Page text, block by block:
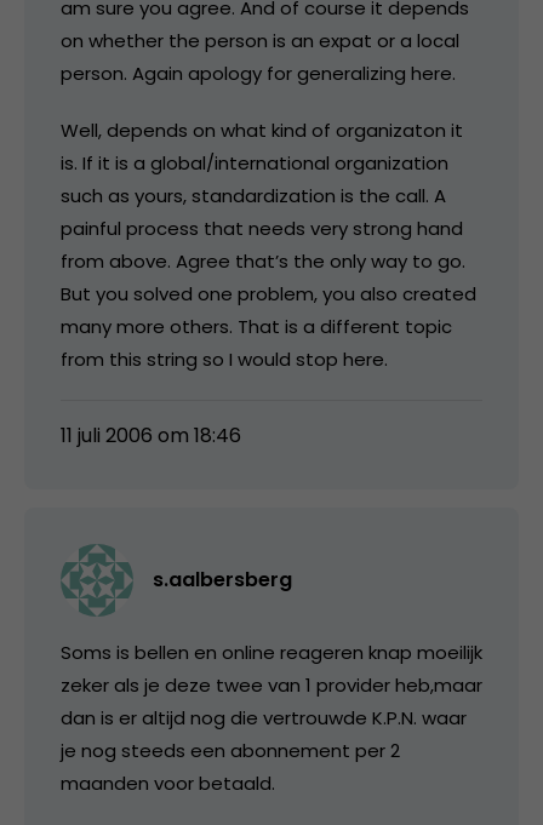
am sure you agree. And of course it depends
on whether the person is an expat or a local
person. Again apology for generalizing here.
Well, depends on what kind of organizaton it
is. If it is a global/international organization
such as yours, standardization is the call. A
painful process that needs very strong hand
from above. Agree that’s the only way to go.
But you solved one problem, you also created
many more others. That is a different topic
from this string so I would stop here.
11 juli 2006 om 18:46
s.aalbersberg
Soms is bellen en online reageren knap moeilijk
zeker als je deze twee van 1 provider heb,maar
dan is er altijd nog die vertrouwde K.P.N. waar
je nog steeds een abonnement per 2
maanden voor betaald.